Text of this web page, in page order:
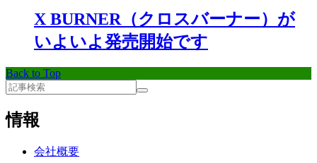
X BURNER（クロスバーナー）が
いよいよ発売開始です
Back to Top
情報
会社概要